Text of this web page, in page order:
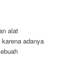
alat
adanya